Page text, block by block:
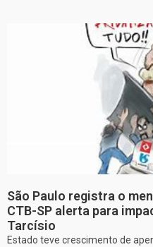
São Paulo registra o
CTB-SP alerta para
Tarcísio
Estado teve crescimento de